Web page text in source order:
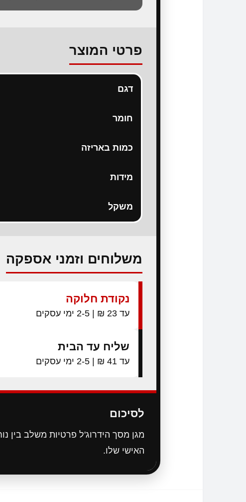
פרטי המוצר
דגם
חומר
כמות באריזה
מידות
משקל
משלוחים וזמני אספקה
נקודת חלוקה
עד 23 ₪ | 2-5 ימי עסקים
שליח עד הבית
עד 41 ₪ | 2-5 ימי עסקים
לסיכום
מגן מסך הידרוג'ל פרטיות משלב בין
האישי שלו.